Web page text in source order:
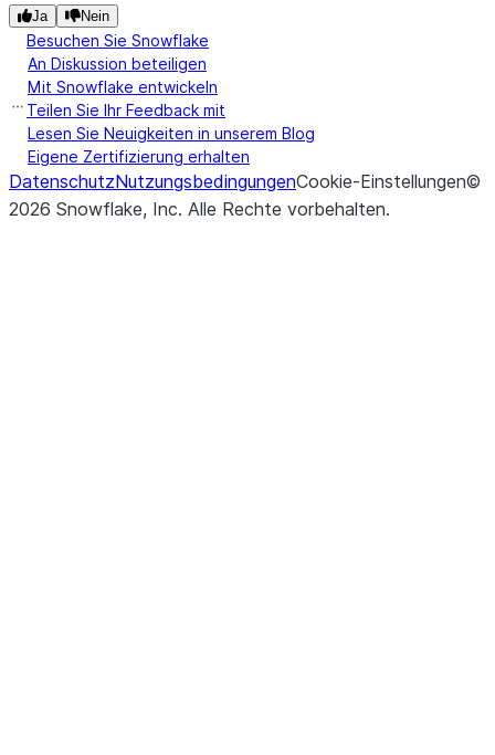
Ja Nein
Besuchen Sie Snowflake
An Diskussion beteiligen
Mit Snowflake entwickeln
Teilen Sie Ihr Feedback mit
Lesen Sie Neuigkeiten in unserem Blog
Eigene Zertifizierung erhalten
DatenschutzNutzungsbedingungenCookie-Einstellungen©
2026 Snowflake, Inc. Alle Rechte vorbehalten.